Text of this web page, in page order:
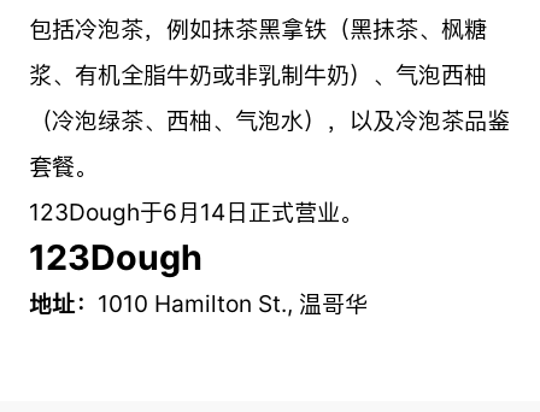
包括冷泡茶，例如抹茶黑拿铁（黑抹茶、枫糖
浆、有机全脂牛奶或非乳制牛奶）、气泡西柚
（冷泡绿茶、西柚、气泡水），以及冷泡茶品鉴
套餐。
123Dough于6月14日正式营业。
123Dough
地址： 1010 Hamilton St., 温哥华